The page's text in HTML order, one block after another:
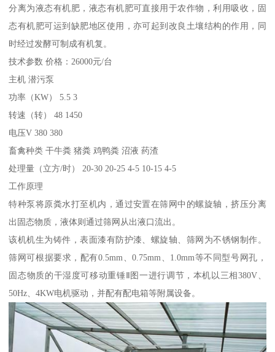
分离为液态有机肥，液态有机肥可直接用于农作物，利用吸收，固
态有机肥可运到缺肥地区使用，亦可起到改良土壤结构的作用，同
时经过发酵可制成有机复。
技术参数 价格：26000元/台
主机 潜污泵
功率（KW） 5.5 3
转速（转） 48 1450
电压V 380 380
畜禽种类 干牛粪 猪粪 鸡鸭粪 沼液 药渣
处理量（立方/时） 20-30 20-25 4-5 10-15 4-5
工作原理
特种泵将原粪水打至机内，通过安置在筛网中的螺旋轴，挤压分离
出固态物质，液体则通过筛网从出液口流出。
该机机生为铸件，表面漆有防护漆、螺旋轴、筛网为不锈钢制作。
筛网可根据要求，配有0.5mm、0.75mm、1.0mm等不同型号网孔，
固态物质的干湿度可移动重锤Ⅱ图一进行调节，本机以三相380V、
50Hz、4KW电机驱动，并配有配电箱等附属设备。